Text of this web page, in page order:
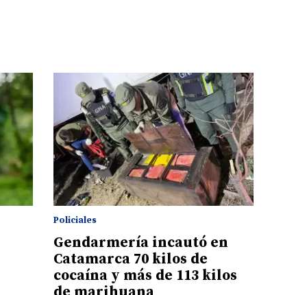
Policiales
Gendarmería incautó en
Catamarca 70 kilos de
cocaína y más de 113 kilos